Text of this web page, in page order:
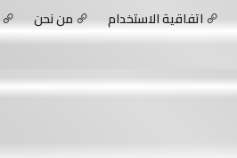
اتفاقية الاستخدام من نحن